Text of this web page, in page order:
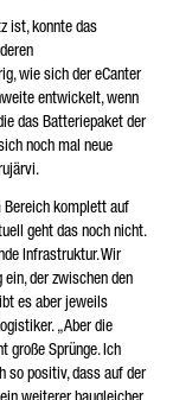
ist, konnte das
wie sich der eCanter
entwickelt, wenn
das Batteriepaket der
noch mal neue
Bereich komplett auf
geht das noch nicht.
Infrastruktur. Wir
der zwischen den
es aber jeweils
„Aber die
große Sprünge. Ich
so positiv, dass auf der